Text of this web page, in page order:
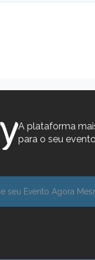
A plataforma
para o seu
seu Evento Agora